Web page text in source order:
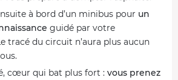
à bord d’un minibus pour un
guidé par votre
tracé du circuit n’aura plus aucun
cœur qui bat plus fort : vous prenez